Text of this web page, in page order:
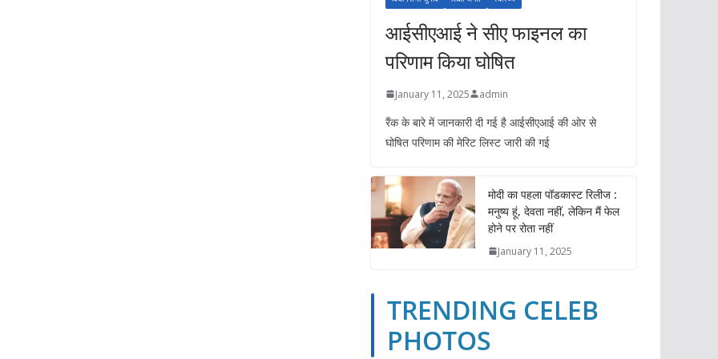
आईसीएआई ने सीए फाइनल का
परिणाम किया घोषित
January 11, 2025 admin
रैंक के बारे में जानकारी दी गई है आईसीएआई की ओर से
घोषित परिणाम की मेरिट लिस्ट जारी की गई
मोदी का पहला पॉडकास्ट रिलीज :
मनुष्य हूं, देवता नहीं, लेकिन मैं फेल
होने पर रोता नहीं
January 11, 2025
TRENDING CELEB
PHOTOS
TRENDING CELEB PHOTOS
YOUTUBE VIDEOS
ईपेपर
ओपिनियन खेल